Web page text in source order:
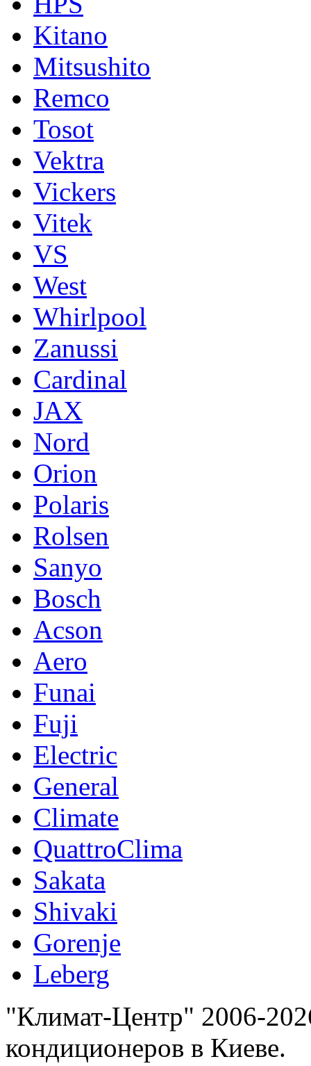
Kitano
Mitsushito
Remco
Tosot
Vektra
Vickers
Vitek
VS
West
Whirlpool
Zanussi
Cardinal
JAX
Nord
Orion
Polaris
Rolsen
Sanyo
Bosch
Acson
Aero
Funai
Fuji
Electric
General
Climate
QuattroClima
Sakata
Shivaki
Gorenje
Leberg
"Климат-Центр" 2006-
кондиционеров в Киеве.